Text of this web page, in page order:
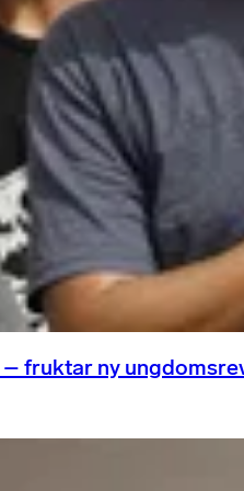
fruktar ny